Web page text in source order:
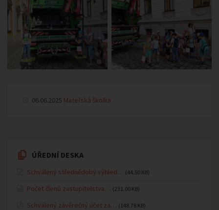
06.06.2025 Mateřská školka
ÚŘEDNÍ DESKA
Schválený střednědobý výhled… (44.50 KB)
Počet členů zastupitelstva… (231.00 KB)
Schválený závěrečný účet za… (148.78 KB)